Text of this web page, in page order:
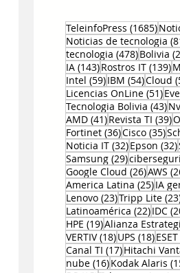
TeleinfoPress (1685)
Noticias de tecnologia
tecnologia (478)478
Bolivia
IA (143)143 entradas
Rostros IT (139)
Intel (59)59 entradas
IBM (54)54
Cloud
Licencias OnLine (51)51
Tecnologia Bolivia (43)
AMD (41)41 entradas
Revista TI (39)
Fortinet (36)36 entradas
Cisco (35)35
Noticia IT (32)32
Epson (32)
Samsung (29)29
Google Cloud (26)26
AWS
America Latina (25)25
IA
Lenovo (23)23 entradas
Tripp Lite
Latinoamérica (22)22
IDC
HPE (19)19 entradas
Alianza
VERTIV (18)18 entradas
UPS (18)18
ESET
Canal TI (17)17 entradas
Hitachi
nube (16)16 entradas
Kodak Alaris